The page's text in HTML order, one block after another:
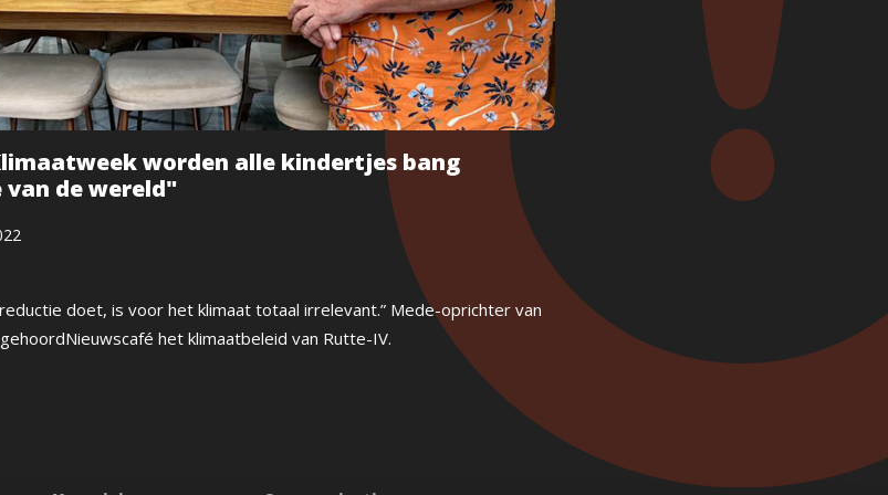
worden alle kindertjes bang
de wereld"
doet, is voor het klimaat totaal irrelevant.” Mede-oprichter van
het klimaatbeleid van Rutte-IV.